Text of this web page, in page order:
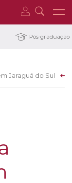
Pós-graduação
Jaraguá do Sul